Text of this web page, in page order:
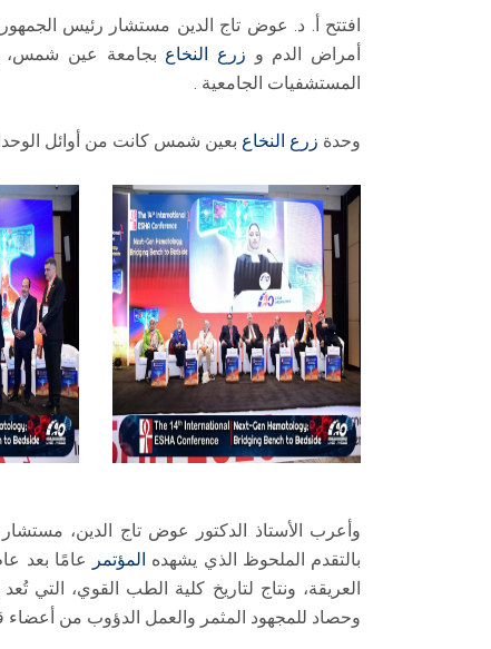
افتتح أ. د. عوض تاج الدين مستشار رئيس
أمراض الدم و زرع النخاع بجامعة عين شمس،
المستشفيات الجامعية .
وحدة زرع النخاع بعين شمس كانت من أوائل
وأعرب الأستاذ الدكتور عوض تاج الدين،
بالتقدم الملحوظ الذي يشهده المؤتمر
عامًا بعد
العريقة، ونتاج لتاريخ كلية الطب القوي،
وحصاد للمجهود المثمر والعمل الدؤوب من